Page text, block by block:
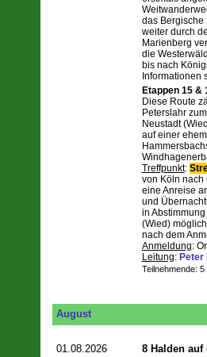
das Bergische
weiter durch
Marienberg
die
bis nach
Informationen
Etappen 15 &
Diese Route
Peterslahr
Neustadt
auf einer
Treffpunkt:
von Köln nach
eine Anreise
und
in
(Wied)
nach dem
Anmeldung:
Leitung: Peter
Teilnehmende:
August
01.08.2026 8 Halden